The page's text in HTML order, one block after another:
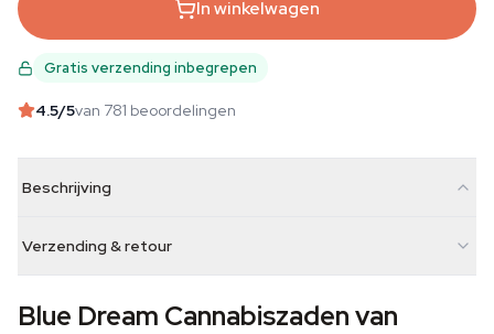
In winkelwagen
Gratis verzending inbegrepen
4.5/5van 781 beoordelingen
Beschrijving
Verzending & retour
Blue Dream Cannabiszaden van